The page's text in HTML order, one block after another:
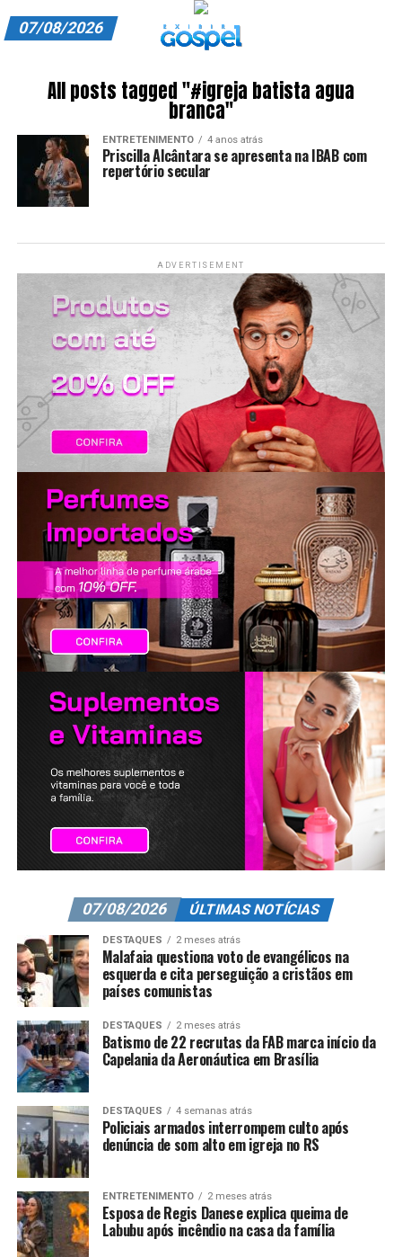
ASSINE
CARRINHO
EXPEDIENTE
FINALIZAR COMPRA
HOME
LANÇAMENTOS
07/08/2026
All posts tagged "#igreja batista agua
branca"
ENTRETENIMENTO 4 anos atrás
Priscilla Alcântara se apresenta na IBAB com
repertório secular
ADVERTISEMENT
07/08/2026 ÚLTIMAS NOTÍCIAS
DESTAQUES 2 meses atrás
Malafaia questiona voto de evangélicos na
esquerda e cita perseguição a cristãos em
países comunistas
DESTAQUES 2 meses atrás
Batismo de 22 recrutas da FAB marca início da
Capelania da Aeronáutica em Brasília
DESTAQUES 4 semanas atrás
Policiais armados interrompem culto após
denúncia de som alto em igreja no RS
ENTRETENIMENTO 2 meses atrás
Esposa de Regis Danese explica queima de
Labubu após incêndio na casa da família